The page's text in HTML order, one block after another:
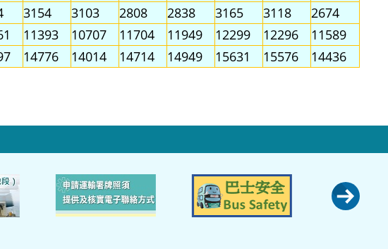
3154 3103 2808 2838 3165 3118
2674
11393 10707 11704 11949 12299 12296
11589
14776 14014 14714 14949 15631 15576 14436